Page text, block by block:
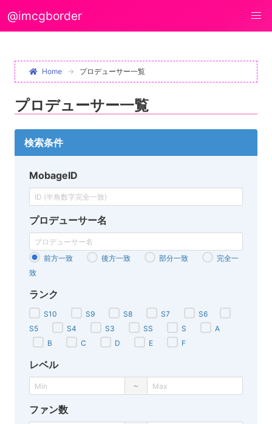
@imcgborder
Home プロデューサー一覧
プロデューサー一覧
検索条件
MobageID
プロデューサー名
前方一致 後方一致 部分一致
完全一
致
ランク
S10 S9 S8 S7
S6
S5
S4 S3 SS S
A
B
C D E F
レベル
～
ファン数